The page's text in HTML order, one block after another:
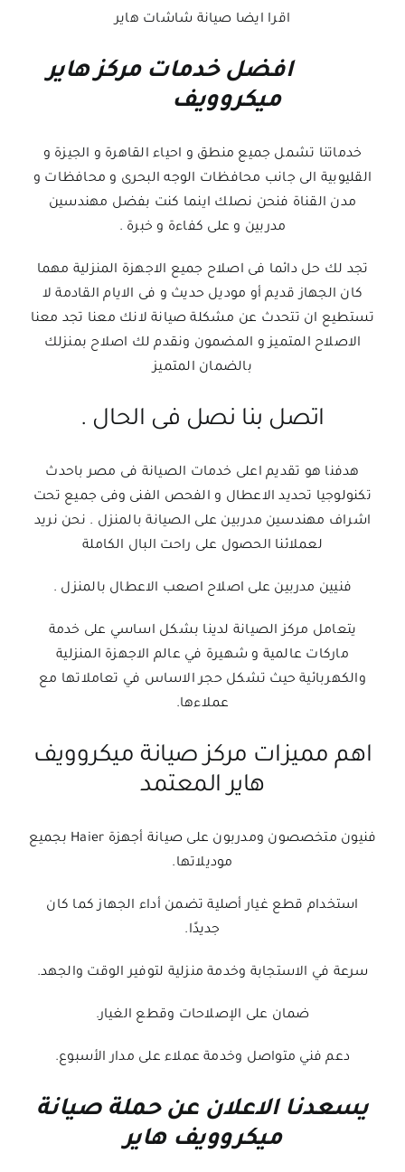
اقرا ايضا صيانة شاشات هاير
افضل خدمات مركز هاير
ميكروويف
خدماتنا تشمل جميع منطق و احياء القاهرة و الجيزة و
القليوبية الى جانب محافظات الوجه البحرى و محافظات و
مدن القناة فنحن نصلك اينما كنت بفضل مهندسين
مدربين و على كفاءة و خبرة .
تجد لك حل دائما فى اصلاح جميع الاجهزة المنزلية مهما
كان الجهاز قديم أو موديل حديث و فى الايام القادمة لا
تستطيع ان تتحدث عن مشكلة صيانة لانك معنا تجد معنا
الاصلاح المتميز و المضمون ونقدم لك اصلاح بمنزلك
بالضمان المتميز
اتصل بنا نصل فى الحال .
هدفنا هو تقديم اعلى خدمات الصيانة فى مصر باحدث
تكنولوجيا تحديد الاعطال و الفحص الفنى وفى جميع تحت
اشراف مهندسين مدربين على الصيانة بالمنزل . نحن نريد
لعملائنا الحصول على راحت البال الكاملة
فنيين مدربين على اصلاح اصعب الاعطال بالمنزل .
يتعامل مركز الصيانة لدينا بشكل اساسي على خدمة
ماركات عالمية و شهيرة في عالم الاجهزة المنزلية
والكهربائية حيث تشكل حجر الاساس في تعاملاتها مع
عملاءها.
اهم مميزات مركز صيانة ميكروويف
هاير المعتمد
فنيون متخصصون ومدربون على صيانة أجهزة Haier بجميع
موديلاتها.
استخدام قطع غيار أصلية تضمن أداء الجهاز كما كان
جديدًا.
سرعة في الاستجابة وخدمة منزلية لتوفير الوقت والجهد.
ضمان على الإصلاحات وقطع الغيار.
دعم فني متواصل وخدمة عملاء على مدار الأسبوع.
يسعدنا الاعلان عن حملة صيانة
ميكروويف هاير